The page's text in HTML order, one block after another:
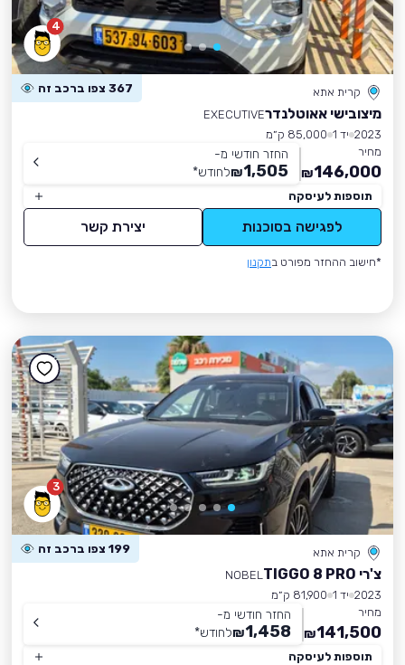
4
קרית אתא 367 צפו ברכב זה
מיצובישי אאוטלנדרEXECUTIVE
2023 יד 1
85,000 ק״מ
מחיר
146,000
₪
החזר חודשי מ-
1,505
₪לחודש*
תוספות לעיסקה
לפגישה בסוכנות יצירת קשר
*חישוב ההחזר מפורט בתקנון
3
קרית אתא 199 צפו ברכב זה
צ'רי TIGGO 8 PRO
NOBEL
2023 יד 1
81,900 ק״מ
מחיר
141,500
₪
החזר חודשי מ-
1,458
₪לחודש*
תוספות לעיסקה